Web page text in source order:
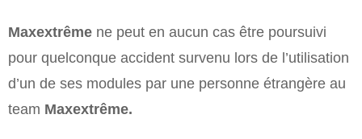
Maxextrême ne peut en aucun cas être poursuivi
pour quelconque accident survenu lors de l’utilisation
d’un de ses modules par une personne étrangère au
team Maxextrême.